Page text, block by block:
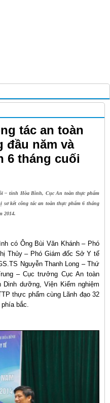
tác an toàn
đầu năm và
6 tháng cuối
– tỉnh Hòa Bình, Cục An toàn thực phẩm
kết công tác an toàn thực phẩm 6 tháng
2014.
có Ông Bùi Văn Khánh – Phó
Thủy – Phó Giám đốc Sở Y tế
Nguyễn Thanh Long – Thứ
– Cục trưởng Cục An toàn
dưỡng, Viện Kiểm nghiệm
thực phẩm cùng Lãnh đạo 32
bắc.